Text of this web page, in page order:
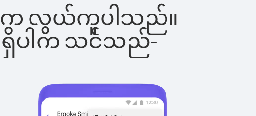
င်းက လွယ်ကူပါသည်။
ရှိပါက သင်သည်-